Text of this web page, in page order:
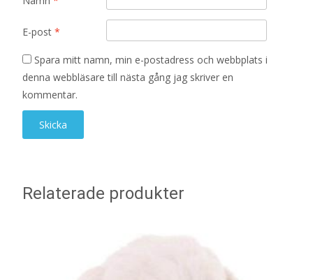
E-post *
Spara mitt namn, min e-postadress och webbplats i
denna webbläsare till nästa gång jag skriver en
kommentar.
Relaterade produkter